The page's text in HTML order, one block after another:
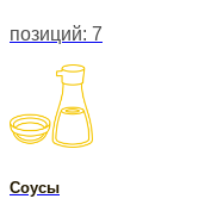
позиций: 7
Соусы